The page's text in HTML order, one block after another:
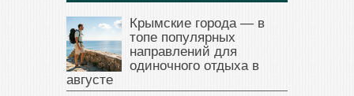
Крымские города — в
топе популярных
направлений для
одиночного отдыха в
августе